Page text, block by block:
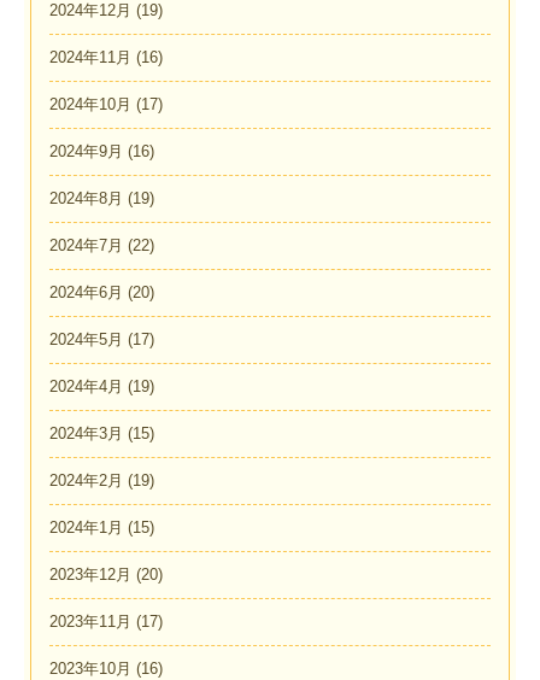
2024年12月 (19)
2024年11月 (16)
2024年10月 (17)
2024年9月 (16)
2024年8月 (19)
2024年7月 (22)
2024年6月 (20)
2024年5月 (17)
2024年4月 (19)
2024年3月 (15)
2024年2月 (19)
2024年1月 (15)
2023年12月 (20)
2023年11月 (17)
2023年10月 (16)